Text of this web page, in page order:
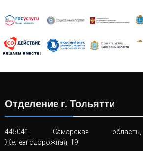
Отделение г. Тольятти
445041, Самарская область,
Железнодорожная, 19